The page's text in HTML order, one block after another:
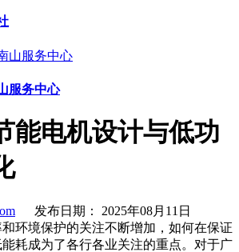
服务中心
能电机设计与低功
发布日期： 2025年08月11日
环境保护的关注不断增加，如何在保证
耗成为了各行各业关注的重点。对于广